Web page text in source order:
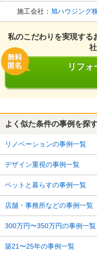
施工会社： 旭ハウジング
私のこだわりを実現する
リフォ
よく似た条件の事例を探
リノベーションの事例一覧
デザイン重視の事例一覧
ペットと暮らすの事例一覧
店舗・事務所などの事例一覧
300万円〜350万円の事例一覧
築21〜25年の事例一覧